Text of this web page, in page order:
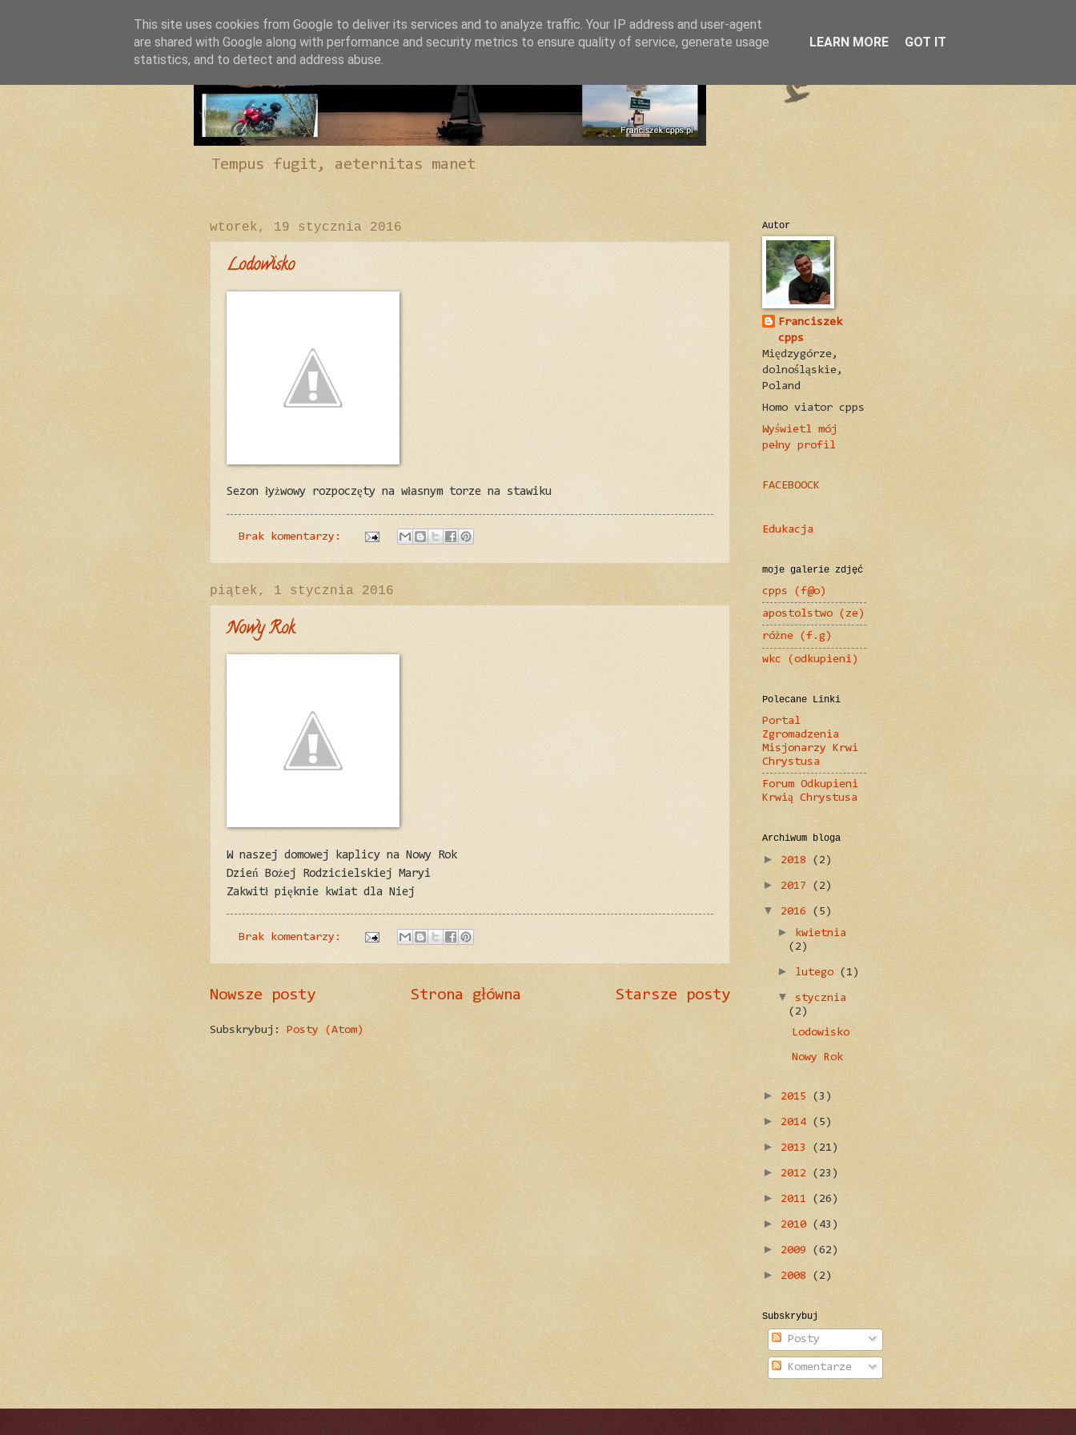
Tempus fugit, aeternitas manet
wtorek, 19 stycznia 2016
Lodowisko
Sezon łyżwowy rozpoczęty na własnym torze na stawiku
Brak komentarzy:
piątek, 1 stycznia 2016
Nowy Rok
W naszej domowej kaplicy na Nowy Rok
Dzień Bożej Rodzicielskiej Maryi
Zakwitł pięknie kwiat dla Niej
Brak komentarzy:
Nowsze posty Starsze posty
Strona główna
Subskrybuj: Posty (Atom)
Autor
Franciszek
cpps
Międzygórze,
dolnośląskie,
Poland
Homo viator cpps
Wyświetl mój
pełny profil
FACEBOOCK
Edukacja
moje galerie zdjęć
cpps (f@o)
apostolstwo (ze)
różne (f.g)
wkc (odkupieni)
Polecane Linki
Portal
Zgromadzenia
Misjonarzy Krwi
Chrystusa
Forum Odkupieni
Krwią Chrystusa
Archiwum bloga
► 2018 (2)
► 2017 (2)
▼ 2016 (5)
►
kwietnia
(2)
► lutego (1)
▼
stycznia
(2)
Lodowisko
Nowy Rok
► 2015 (3)
► 2014 (5)
► 2013 (21)
► 2012 (23)
► 2011 (26)
► 2010 (43)
► 2009 (62)
► 2008 (2)
Subskrybuj
Posty
Komentarze
This site uses cookies from Google to deliver its services and to analyze traffic. Your IP address and user-agent
are shared with Google along with performance and security metrics to ensure quality of service, generate usage
statistics, and to detect and address abuse.
LEARN MORE GOT IT